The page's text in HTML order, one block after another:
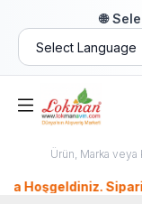
🌐
Hoşgeldiniz.